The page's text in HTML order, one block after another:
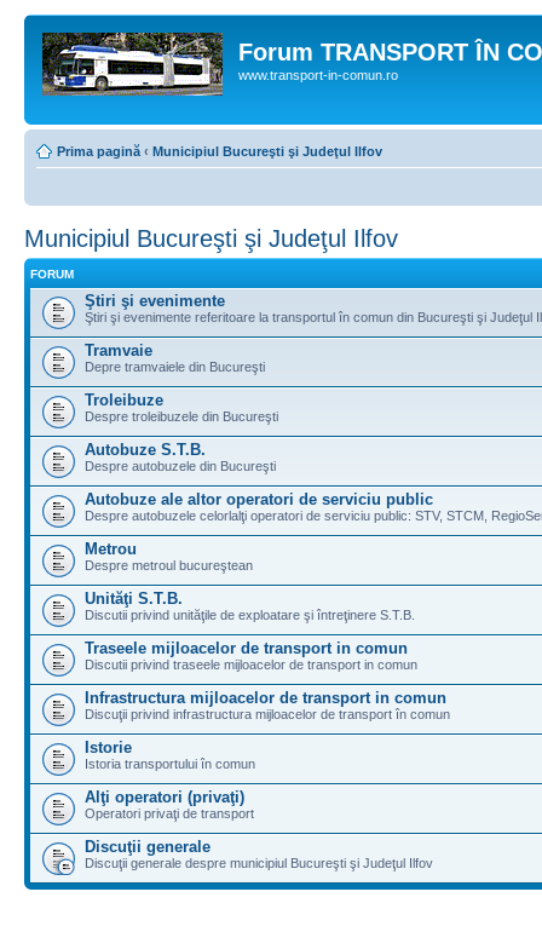
Forum TRANSPORT ÎN
www.transport-in-comun.ro
Prima pagină ‹ Municipiul Bucureşti şi Judeţul Ilfov
Municipiul Bucureşti şi Judeţul Ilfov
FORUM
Ştiri şi evenimente
Ştiri şi evenimente referitoare la transportul în comun din Bucureşti şi Judeţul
Tramvaie
Depre tramvaiele din Bucureşti
Troleibuze
Despre troleibuzele din Bucureşti
Autobuze S.T.B.
Despre autobuzele din Bucureşti
Autobuze ale altor operatori de serviciu public
Despre autobuzele celorlalţi operatori de serviciu public: STV, STCM,
Metrou
Despre metroul bucureştean
Unităţi S.T.B.
Discutii privind unităţile de exploatare şi întreţinere S.T.B.
Traseele mijloacelor de transport in comun
Discutii privind traseele mijloacelor de transport in comun
Infrastructura mijloacelor de transport in comun
Discuţii privind infrastructura mijloacelor de transport în comun
Istorie
Istoria transportului în comun
Alţi operatori (privaţi)
Operatori privaţi de transport
Discuţii generale
Discuţii generale despre municipiul Bucureşti şi Judeţul Ilfov